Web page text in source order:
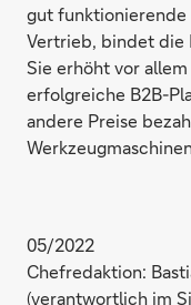
gut
Vertrieb, bindet die
Sie erhöht vor
erfolgreiche B2B-
andere Preise
05/2022
Chefredaktion:
(verantwortlich im